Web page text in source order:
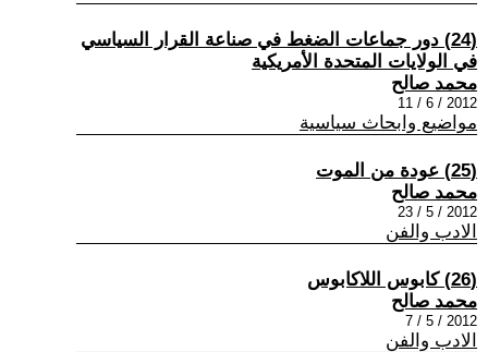
(24) دور جماعات الضغط في صناعة القرار السياسي
في الولايات المتحدة الأمريكية
محمد صالح
2012 / 6 / 11
مواضيع وابحاث سياسية
(25) عودة من الموت
محمد صالح
2012 / 5 / 23
الادب والفن
(26) كابوس اللاكابوس
محمد صالح
2012 / 5 / 7
الادب والفن